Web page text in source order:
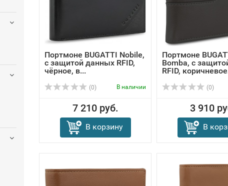
Портмоне BUGATTI Nobile,
с защитой данных RFID,
чёрное, в...
(0) В наличии
7 210 руб.
В корзину
Портмоне
Bomba, с
RFID,
(0)
3 910
В